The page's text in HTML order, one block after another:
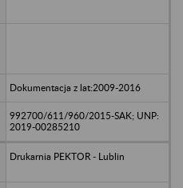
Dokumentacja z lat:2009-2016
992700/611/960/2015-SAK; UNP:
2019-00285210
Drukarnia PEKTOR - Lublin